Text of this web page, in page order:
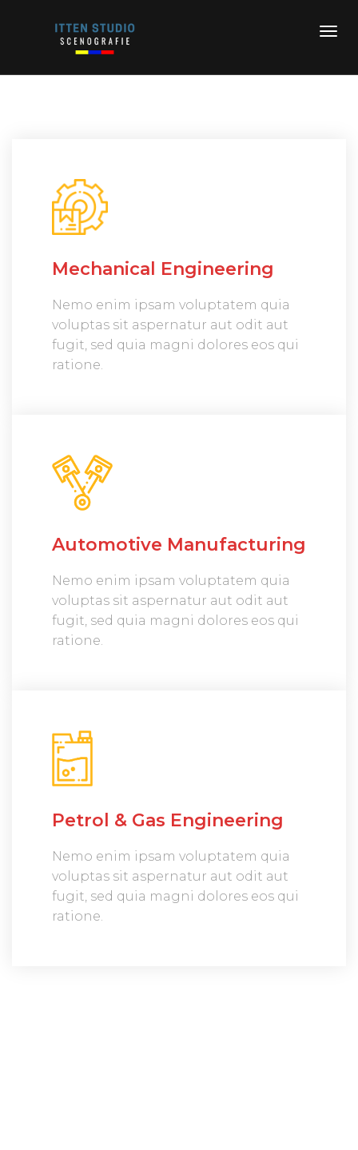
Mechanical Engineering
Nemo enim ipsam voluptatem quia
voluptas sit aspernatur aut odit aut
fugit, sed quia magni dolores eos qui
ratione.
Automotive Manufacturing
Nemo enim ipsam voluptatem quia
voluptas sit aspernatur aut odit aut
fugit, sed quia magni dolores eos qui
ratione.
Petrol & Gas Engineering
Nemo enim ipsam voluptatem quia
voluptas sit aspernatur aut odit aut
fugit, sed quia magni dolores eos qui
ratione.